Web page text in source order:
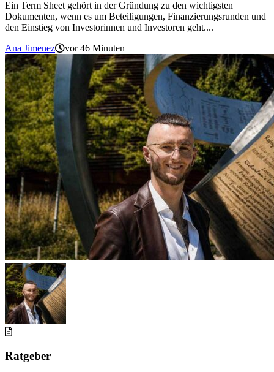
Ein Term Sheet gehört in der Gründung zu den wichtigsten
Dokumenten, wenn es um Beteiligungen, Finanzierungsrunden und
den Einstieg von Investorinnen und Investoren geht....
Ana Jimenez
vor 46 Minuten
Ratgeber